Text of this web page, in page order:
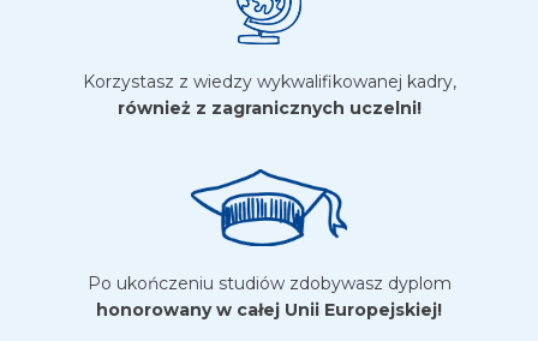
Korzystasz z wiedzy wykwalifikowanej kadry,
również z zagranicznych uczelni!
Po ukończeniu studiów zdobywasz dyplom
honorowany w całej Unii Europejskiej!